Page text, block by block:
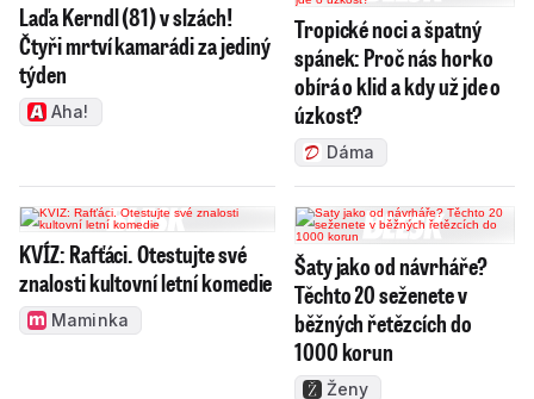
Laďa Kerndl (81) v slzách!
Čtyři mrtví kamarádi za jediný
týden
Aha!
Tropické noci a špatný
spánek: Proč nás horko
obírá o klid a kdy už jde o
úzkost?
Dáma
KVÍZ: Rafťáci. Otestujte své
znalosti kultovní letní komedie
Maminka
Šaty jako od návrháře?
Těchto 20 seženete v
běžných řetězcích do
1000 korun
Ženy